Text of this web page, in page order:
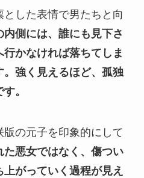
した表情で男たちと向
内側には、誰にも見下さ
かなければ落ちてしま
強く見えるほど、孤独
。
の元子を印象的にして
た悪女ではなく、傷つい
がっていく過程が見え